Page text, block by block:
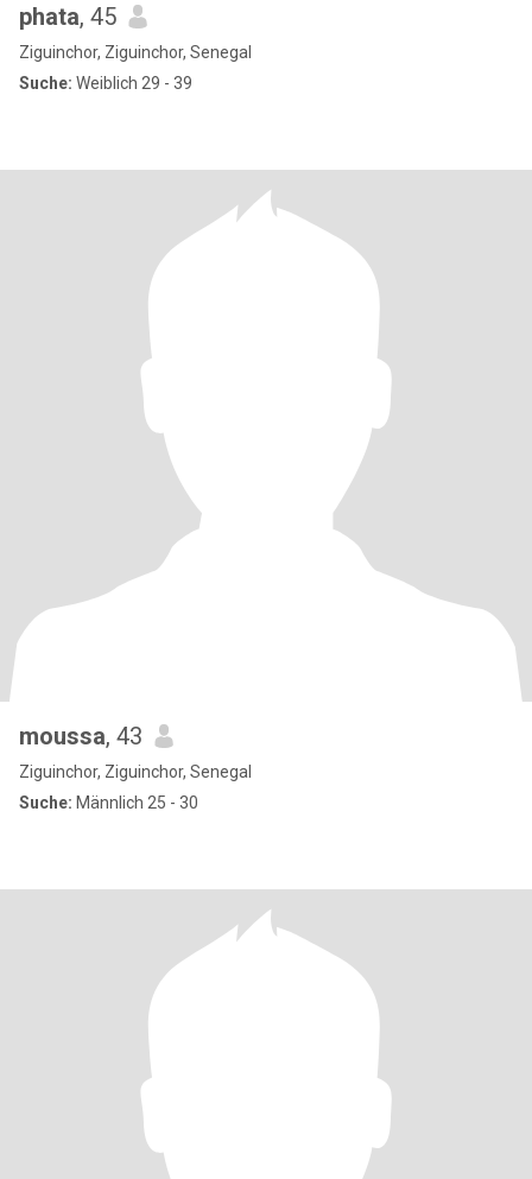
phata, 45
Ziguinchor, Ziguinchor, Senegal
Suche: Weiblich 29 - 39
moussa, 43
Ziguinchor, Ziguinchor, Senegal
Suche: Männlich 25 - 30